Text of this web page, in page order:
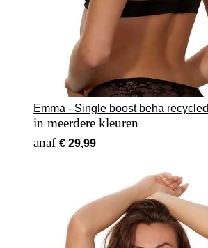
Emma - Single boost beha recycled
in meerdere kleuren
Vanaf € 29,99